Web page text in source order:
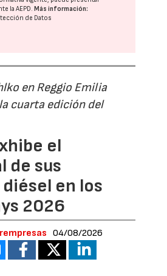
laAEPD.Más información:
de Datos
en Reggio Emilia
cuarta edición del
el
de sus
en los
2026
04/08/2026